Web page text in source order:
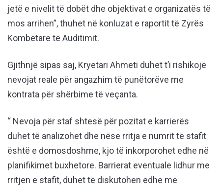
jetë e nivelit të dobët dhe objektivat e organizatës të
mos arrihen”, thuhet në konluzat e raportit të Zyrës
Kombëtare të Auditimit.
Gjithnjë sipas saj, Kryetari Ahmeti duhet t’i rishikojë
nevojat reale për angazhim të punëtorëve me
kontrata për shërbime të veçanta.
“ Nevoja për staf shtesë për pozitat e karrierës
duhet të analizohet dhe nëse rritja e numrit të stafit
është e domosdoshme, kjo të inkorporohet edhe në
planifikimet buxhetore. Barrierat eventuale lidhur me
rritjen e stafit, duhet të diskutohen edhe me